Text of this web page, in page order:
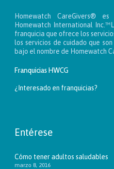
Homewatch CareGivers®
Homewatch International
franquicia que ofrece los
los servicios de cuidado que
bajo el nombre de Homewatch
Franquicias HWCG
¿Interesado en franquicias?
Entérese
Cómo tener adultos saludables
marzo 8, 2016